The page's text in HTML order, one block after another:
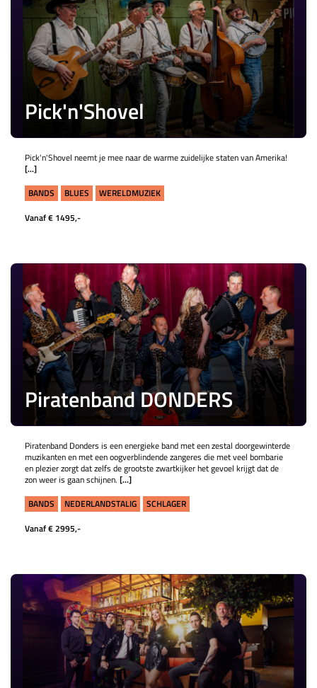
Pick'n'Shovel
Pick'n'Shovel neemt je mee naar de warme zuidelijke staten van Amerika!
[...]
BANDS
BLUES
WERELDMUZIEK
Vanaf € 1495,-
Piratenband DONDERS
Piratenband Donders is een energieke band met een zestal doorgewinterde
muzikanten en met een oogverblindende zangeres die met veel bombarie
en plezier zorgt dat zelfs de grootste zwartkijker het gevoel krijgt dat de
zon weer is gaan schijnen. [...]
BANDS
NEDERLANDSTALIG
SCHLAGER
Vanaf € 2995,-